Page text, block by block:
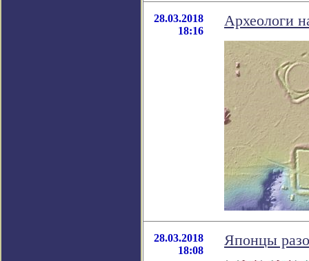
28.03.2018
18:16
Археологи
28.03.2018
18:08
Японцы